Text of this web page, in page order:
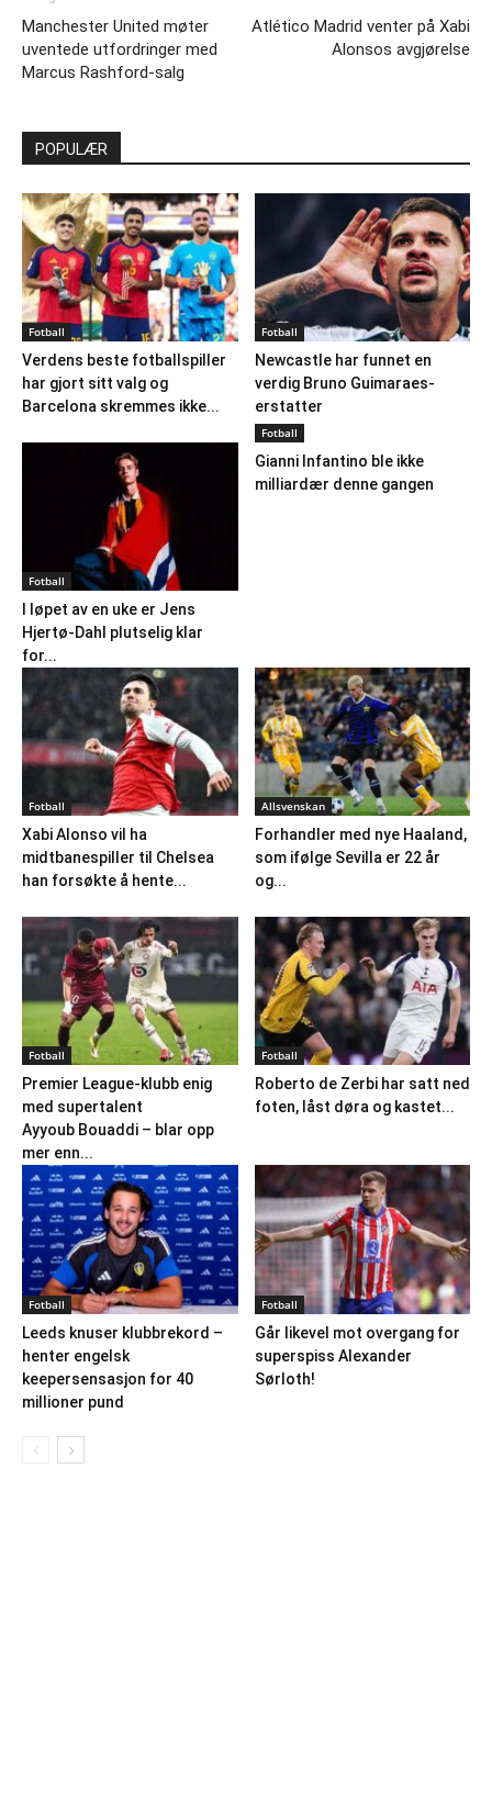
Manchester United møter
uventede utfordringer med
Marcus Rashford-salg
Atlético Madrid venter på Xabi
Alonsos avgjørelse
POPULÆR
Fotball
Verdens beste fotballspiller
har gjort sitt valg og
Barcelona skremmes ikke...
Fotball
Newcastle har funnet en
verdig Bruno Guimaraes-
erstatter
Fotball
I løpet av en uke er Jens
Hjertø-Dahl plutselig klar
for...
Fotball
Gianni Infantino ble ikke
milliardær denne gangen
Fotball
Xabi Alonso vil ha
midtbanespiller til Chelsea
han forsøkte å hente...
Allsvenskan
Forhandler med nye Haaland,
som ifølge Sevilla er 22 år
og...
Fotball
Premier League-klubb enig
med supertalent
Ayyoub Bouaddi – blar opp
mer enn...
Fotball
Roberto de Zerbi har satt ned
foten, låst døra og kastet...
Fotball
Leeds knuser klubbrekord –
henter engelsk
keepersensasjon for 40
millioner pund
Fotball
Går likevel mot overgang for
superspiss Alexander
Sørloth!